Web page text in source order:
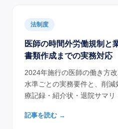
法制度
医師の時間外労働規制と
書類作成までの実務対応
2024年施行の医師の働き方
水準ごとの実務要件と、削
療記録・紹介状・退院サマ
記事を読む →